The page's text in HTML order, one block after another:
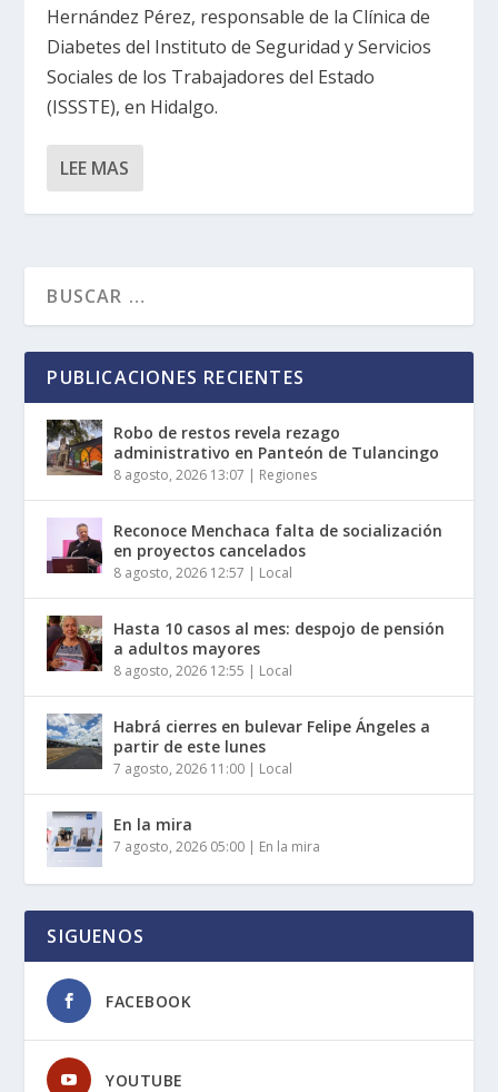
Hernández Pérez, responsable de la Clínica de
Diabetes del Instituto de Seguridad y Servicios
Sociales de los Trabajadores del Estado
(ISSSTE), en Hidalgo.
LEE MAS
PUBLICACIONES RECIENTES
Robo de restos revela rezago
administrativo en Panteón de Tulancingo
8 agosto, 2026 13:07 | Regiones
Reconoce Menchaca falta de socialización
en proyectos cancelados
8 agosto, 2026 12:57 | Local
Hasta 10 casos al mes: despojo de pensión
a adultos mayores
8 agosto, 2026 12:55 | Local
Habrá cierres en bulevar Felipe Ángeles a
partir de este lunes
7 agosto, 2026 11:00 | Local
En la mira
7 agosto, 2026 05:00 | En la mira
SIGUENOS
FACEBOOK
YOUTUBE